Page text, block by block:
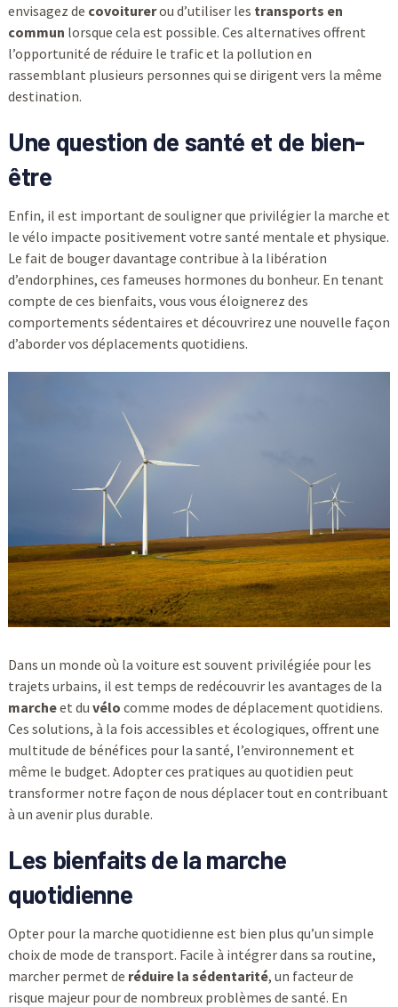
envisagez de covoiturerou d’utiliser les transports en
commun lorsque cela est possible. Ces alternatives offrent
l’opportunité de réduire le trafic et la pollution en
rassemblant plusieurs personnes qui se dirigent vers la même
destination.
Une question de santé et de bien-
être
Enfin, il est important de souligner que privilégier la marche et
le vélo impacte positivement votre santé mentale et physique.
Le fait de bouger davantage contribue à la libération
d’endorphines, ces fameuses hormones du bonheur. En tenant
compte de ces bienfaits, vous vous éloignerez des
comportements sédentaires et découvrirez une nouvelle façon
d’aborder vos déplacements quotidiens.
Dans un monde où la voiture est souvent privilégiée pour les
trajets urbains, il est temps de redécouvrir les avantages de la
marcheet du vélo comme modes de déplacement quotidiens.
Ces solutions, à la fois accessibles et écologiques, offrent une
multitude de bénéfices pour la santé, l’environnement et
même le budget. Adopter ces pratiques au quotidien peut
transformer notre façon de nous déplacer tout en contribuant
à un avenir plus durable.
Les bienfaits de la marche
quotidienne
Opter pour la marche quotidienne est bien plus qu’un simple
choix de mode de transport. Facile à intégrer dans sa routine,
marcher permet de réduire la sédentarité, un facteur de
risque majeur pour de nombreux problèmes de santé. En